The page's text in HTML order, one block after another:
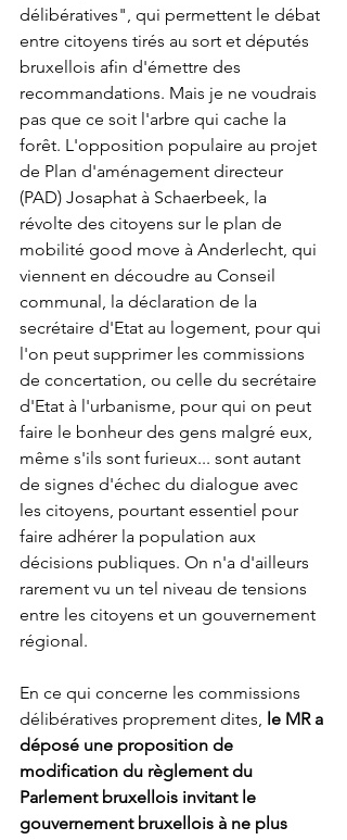
délibératives", qui permettent le débat
entre citoyens tirés au sort et députés
bruxellois afin d'émettre des
recommandations. Mais je ne voudrais
pas que ce soit l'arbre qui cache la
forêt. L'opposition populaire au projet
de Plan d'aménagement directeur
(PAD) Josaphat à Schaerbeek, la
révolte des citoyens sur le plan de
mobilité good move à Anderlecht, qui
viennent en découdre au Conseil
communal, la déclaration de la
secrétaire d'Etat au logement, pour qui
l'on peut supprimer les commissions
de concertation, ou celle du secrétaire
d'Etat à l'urbanisme, pour qui on peut
faire le bonheur des gens malgré eux,
même s'ils sont furieux... sont autant
de signes d'échec du dialogue avec
les citoyens, pourtant essentiel pour
faire adhérer la population aux
décisions publiques. On n'a d'ailleurs
rarement vu un tel niveau de tensions
entre les citoyens et un gouvernement
régional.
En ce qui concerne les commissions
délibératives proprement dites, le MR a
déposé une proposition de
modification du règlement du
Parlement bruxellois invitant le
gouvernement bruxellois à ne plus